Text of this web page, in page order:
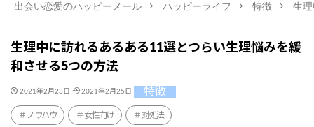
出会い恋愛のハッピーメール ハッピーライフ 特徴 生
生理中に訪れるあるある11選とつらい生理悩みを緩
和させる5つの方法
2021年2月23日 2021年2月25日 特徴
ノウハウ 女性向け 対処法